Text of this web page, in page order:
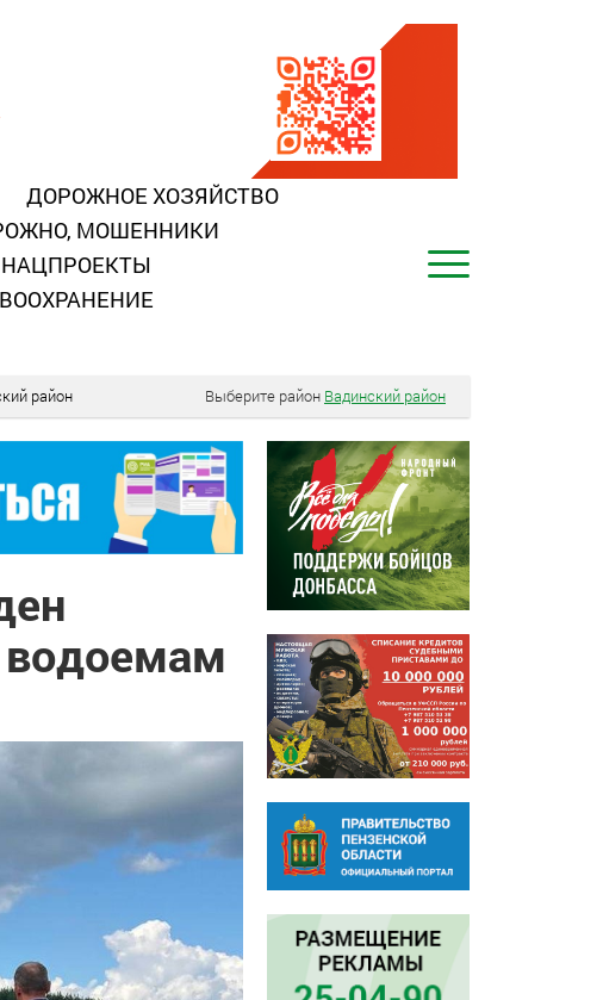
ДОРОЖНОЕ ХОЗЯЙСТВО
МОШЕННИКИ
НАЦПРОЕКТЫ
район Выберите район Вадинский район
водоемам